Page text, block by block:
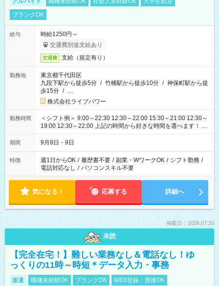
ブランクOK
給与
時給1250円～
交通費別途支給あり
交通費 支給（規定有り）
勤務地
東京都千代田区
九段下駅から徒歩5分 / 竹橋駅から徒歩10分 / 神保町駅から徒
歩15分 / …
株式会社ライブパワー
勤務時間
＜シフト例＞ 9:00～22:30 12:30～22:00 15:30～21:00 12:30～
19:00 12:30～22:00 上記の時間から好きな時間を選べます！ ※
時間は変更となる可能性があります
期間 9月8日・9日
特徴 週1日からOK / 履歴書不要 / 副業・WワークOK / シフト勤務 /
電話対応なし / パソコンスキル不要
気になる！ 応募する 詳細へ
掲載日：2026.07.29
未読
【完全在宅！】難しい業務なし＆電話なし！ゆ
っくりの11時～時短＊データ入力・事務
派遣 職種未経験OK ブランクOK WEB登録・面接OK